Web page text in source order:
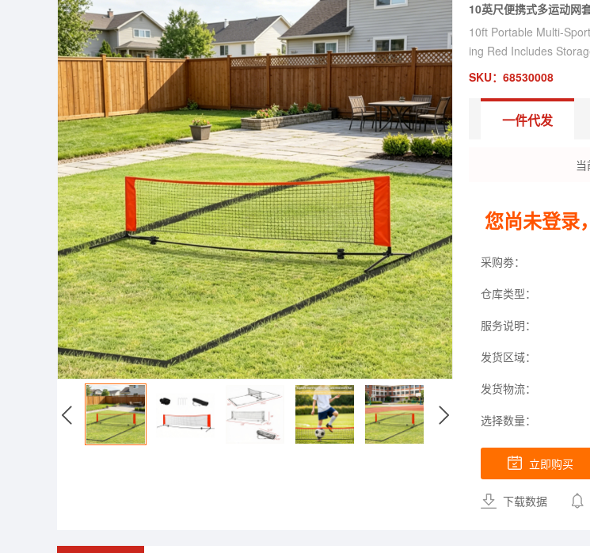
10英尺便携式多运动网
10ft Portable Multi-
ing Red Includes
SKU：68530008
一件代发
您尚未登录
采购劵：
仓库类型：
服务说明：
发货区域：
发货物流：
选择数量：
立即购买
下载数据